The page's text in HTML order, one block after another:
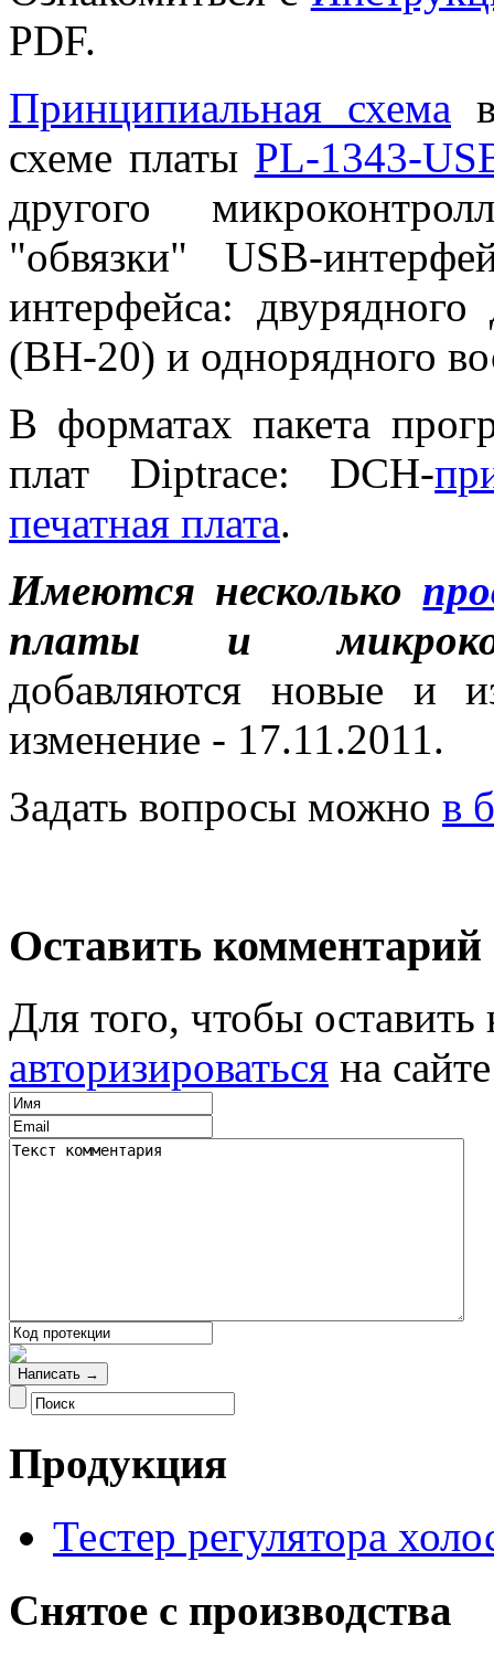
PDF.
Принципиальная схема
схеме платы PL-1343-
другого
"обвязки" USB-
интерфейса: двурядного
(BH-20) и однорядного
В форматах пакета
плат Diptrace: DCH-
печатная плата.
Имеются несколько
платы и
добавляются новые и
изменение - 17.11.2011.
Задать вопросы можно в
Оставить комментарий
Для того, чтобы
авторизироваться на сайте
Продукция
Тестер регулятора
Снятое с производства